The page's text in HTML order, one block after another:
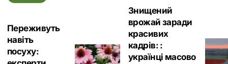
Переживуть
навіть
посуху:
Знищений
врожай заради
красивих
кадрів: :
українці масово